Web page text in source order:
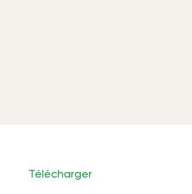
Télécharger